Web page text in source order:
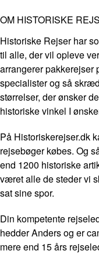
OM HISTORISKE
Historiske Rejser har
til alle, der vil opleve
arrangerer pakkerejser
specialister og så
størrelser, der ønsker
historiske vinkel I
På Historiskerejser.dk
rejsebøger købes. Og
end 1200 historiske
været alle de steder vi
sat sine spor.
Din kompetente
hedder Anders og er
mere end 15 års